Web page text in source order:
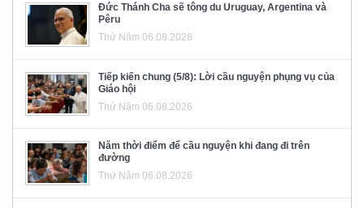
Đức Thánh Cha sẽ tông du Uruguay, Argentina và
Pêru
Thứ Năm 06.08.2026
Tiếp kiến chung (5/8): Lời cầu nguyện phụng vụ của
Giáo hội
Thứ Năm 06.08.2026
Năm thời điểm để cầu nguyện khi đang đi trên
đường
Thứ Năm 06.08.2026